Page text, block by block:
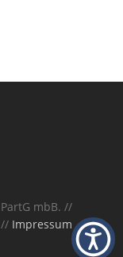
mbB. //
// Impressum